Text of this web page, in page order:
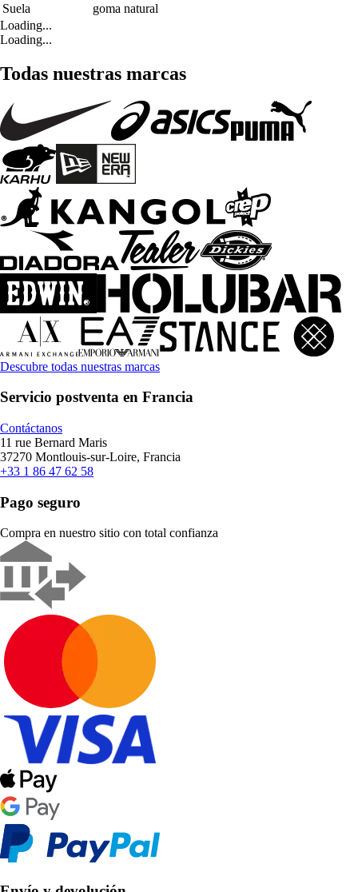
Suela
goma natural
Loading...
Loading...
Todas nuestras marcas
Descubre todas nuestras marcas
Servicio postventa en Francia
Contáctanos
11 rue Bernard Maris
37270 Montlouis-sur-Loire, Francia
+33 1 86 47 62 58
Pago seguro
Compra en nuestro sitio con total confianza